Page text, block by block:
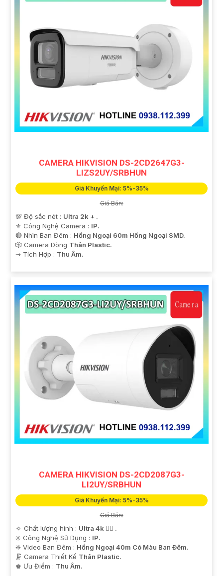
CAMERA HIKVISION DS-2CD2647G3-
LIZS2UY/SRBHUN
Giá Khuyến Mại: 5%-35%
Giá Bán:
💯 Độ sắc nét : Ultra 2k + .
⚜️ Công Nghệ Camera : IP.
🔴 Nhìn Ban Đêm : Hồng Ngoại 60m Hồng Ngoại SMD.
🎲 Camera Dòng Thân Plastic.
️⇝ Tích Hợp : Thu Âm.
CAMERA HIKVISION DS-2CD2087G3-
LI2UY/SRBHUN
Giá Khuyến Mại: 5%-35%
Giá Bán:
🔅 Chất lượng hình : Ultra 4k 👍🏾 .
✳️ Công Nghệ Sử Dụng : IP.
❈ Video Ban Đêm : Hồng Ngoại 40m Có Màu Ban Ðêm.
🗜️ Camera Thiết Kế Thân Plastic.
️♚ Ưu Điểm : Thu Âm.